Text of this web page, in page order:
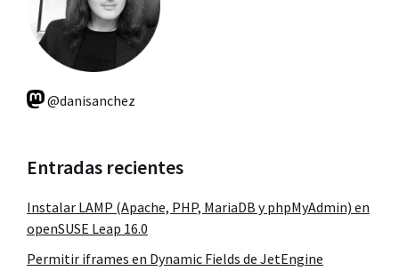
@danisanchez
Entradas recientes
Instalar LAMP (Apache, PHP, MariaDB y phpMyAdmin) en
openSUSE Leap 16.0
Permitir iframes en Dynamic Fields de JetEngine